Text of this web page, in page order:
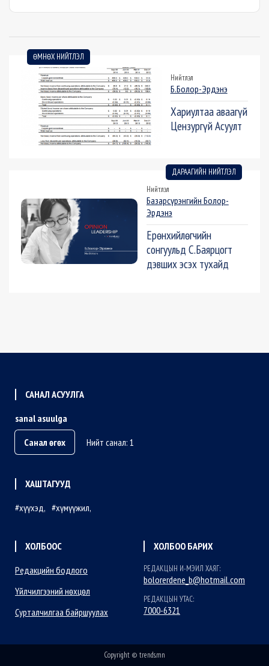
ӨМНӨХ НИЙТЛЭЛ
Нийтлэл
Б.Болор-Эрдэнэ
Хариултаа аваагүй
Цензургүй Асуулт
ДАРААГИЙН НИЙТЛЭЛ
Нийтлэл
Базарсүрэнгийн Болор-
Эрдэнэ
Ерөнхийлөгчийн
сонгуульд С.Баярцогт
дэвших эсэх тухайд
САНАЛ АСУУЛГА
sanal asuulga
Санал өгөх
Нийт санал: 1
ХАШТАГУУД
хүүхэд
хүмүүжил
ХОЛБООС
Редакцийн бодлого
Үйлчилгээний нөхцөл
Сурталчилгаа байршуулах
ХОЛБОО БАРИХ
РЕДАКЦЫН И-МЭИЛ ХАЯГ:
bolorerdene_b@hotmail.com
РЕДАКЦЫН УТАС:
7000-6321
Copyright © trends.mn